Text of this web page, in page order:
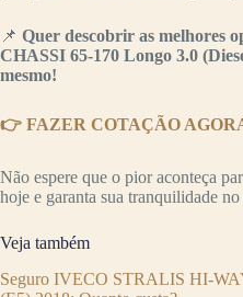
📌 Quer descobrir as melhores
CHASSI 65-170 Longo 3.0
mesmo!
👉 FAZER COTAÇÃO
Não espere que o pior aconteça
hoje e garanta sua tranquilidade
Veja também
Seguro IVECO STRALIS HI-